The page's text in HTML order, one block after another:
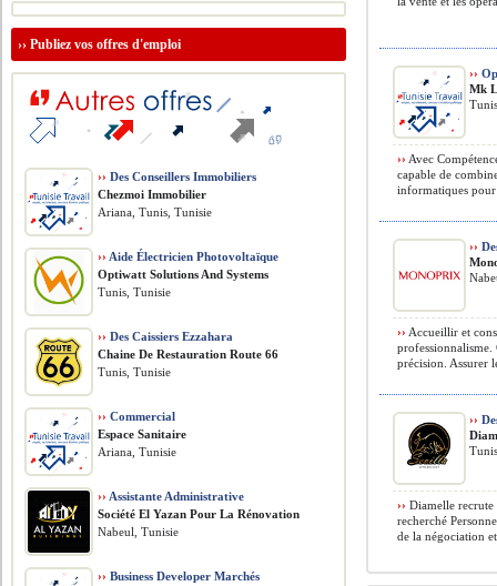
››
Mk
›› Avec
capable de
informatiques
››
›› Accueillir et
professionnalisme.
précision. Assurer
››
›› Diamelle recrute
recherché
de la négociation
››Publiez vos offres d'emploi
›› Des Conseillers Immobiliers
Chezmoi Immobilier
Ariana, Tunis, Tunisie
›› Aide Électricien Photovoltaïque
Optiwatt Solutions And Systems
Tunis, Tunisie
›› Des Caissiers Ezzahara
Chaine De Restauration Route 66
Tunis, Tunisie
›› Commercial
Espace Sanitaire
Ariana, Tunisie
›› Assistante Administrative
Société El Yazan Pour La Rénovation
Nabeul, Tunisie
›› Business Developer Marchés